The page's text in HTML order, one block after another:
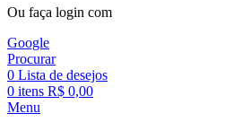
Ou faça login com
Google
Procurar
0 Lista de desejos
0 itens R$ 0,00
Menu